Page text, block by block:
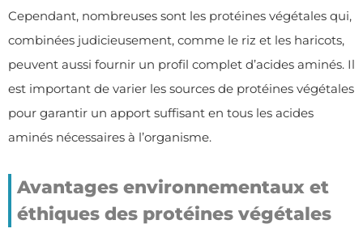
Cependant, nombreuses sont les protéines végétales qui,
combinées judicieusement, comme le riz et les haricots,
peuvent aussi fournir un profil complet d’acides aminés. Il
est important de varier les sources de protéines végétales
pour garantir un apport suffisant en tous les acides
aminés nécessaires à l’organisme.
Avantages environnementaux et
éthiques des protéines végétales